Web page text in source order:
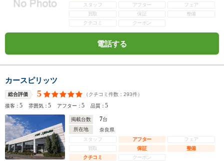
スタッフ
アフター
フェア
買取
保証
整備
クチコミ
クーポン
電話する
カースピリッツ
総合評価 5 （クチコミ件数： 293件）
接客：5 雰囲気：5 アフター：5 品質：5
掲載台数 7台
所在地
奈良県
スタッフ
アフター
フェア
買取
保証
整備
クチコミ
クーポン